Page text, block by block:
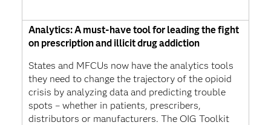
Analytics: A must-have tool for leading the fight
on prescription and illicit drug addiction
States and MFCUs now have the analytics tools
they need to change the trajectory of the opioid
crisis by analyzing data and predicting trouble
spots – whether in patients, prescribers,
distributors or manufacturers. The OIG Toolkit